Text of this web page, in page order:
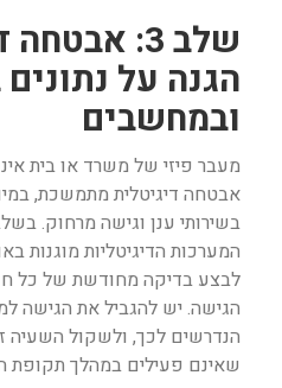
שלב 3:
הגנה על נתונים
ובמחשבים
מעבר פיזי של משרד או בית
אבטחה דיגיטלית מתמשכת,
בשירותי ענן וגישה מרחוק.
המערכות הדיגיטליות מוגנות
לבצע בדיקה מחודשת של כל
הגישה. יש להגביל את הגישה
הנדרשים לכך, ולשקול השעיה
שאינם פעילים במהלך תקופת